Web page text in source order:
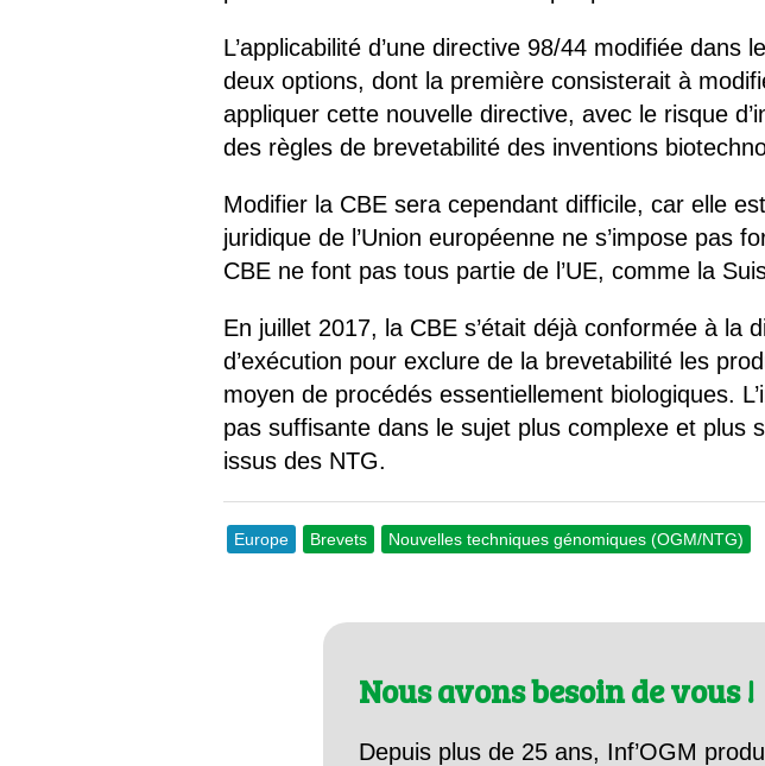
L’applicabilité d’une directive 98/44 modifiée
deux options, dont la première consisterait à
appliquer cette nouvelle directive, avec le risque
des règles de brevetabilité des inventions
Modifier la CBE sera cependant difficile, car elle
juridique de l’Union européenne ne s’impose pas
CBE ne font pas tous partie de l’UE, comme la
En juillet 2017, la CBE s’était déjà conformée à
d’exécution pour exclure de la brevetabilité les
moyen de procédés essentiellement biologiques.
pas suffisante dans le sujet plus complexe et plus
issus des NTG.
Europe Brevets Nouvelles techniques génomiques (OGM/NTG)
Nous avons besoin de vous !
Depuis plus de 25 ans, Inf’OGM